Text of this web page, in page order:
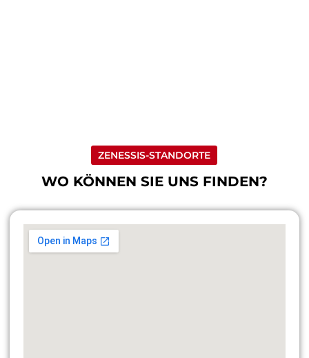
ZENESSIS-STANDORTE
WO KÖNNEN SIE UNS FINDEN?